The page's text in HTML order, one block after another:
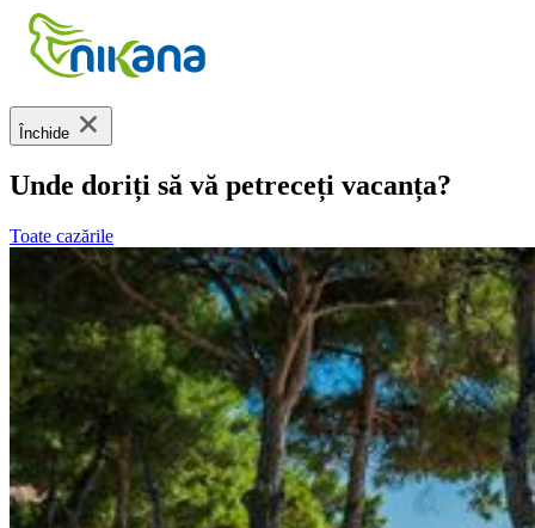
Închide
Unde doriți să vă petreceți vacanța?
Toate cazările